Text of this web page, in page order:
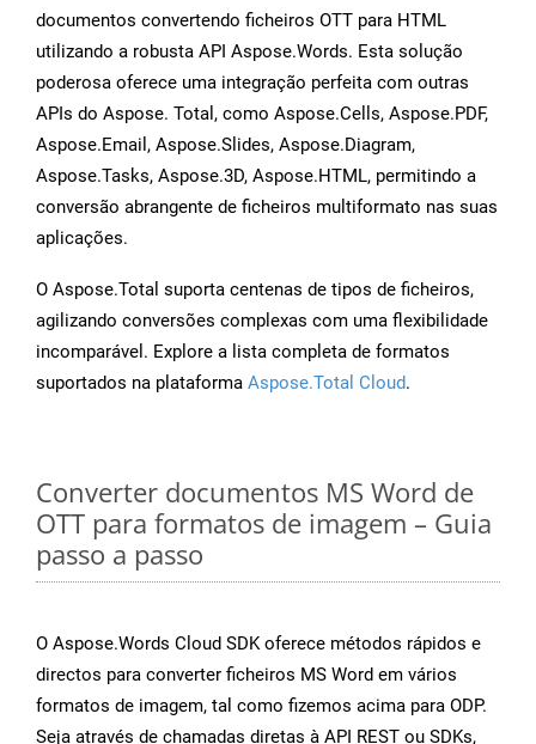
documentos convertendo ficheiros OTT para HTML
utilizando a robusta API Aspose.Words. Esta solução
poderosa oferece uma integração perfeita com outras
APIs do Aspose. Total, como Aspose.Cells, Aspose.PDF,
Aspose.Email, Aspose.Slides, Aspose.Diagram,
Aspose.Tasks, Aspose.3D, Aspose.HTML, permitindo a
conversão abrangente de ficheiros multiformato nas suas
aplicações.
O Aspose.Total suporta centenas de tipos de ficheiros,
agilizando conversões complexas com uma flexibilidade
incomparável. Explore a lista completa de formatos
suportados na plataforma Aspose.Total Cloud.
Converter documentos MS Word de
OTT para formatos de imagem – Guia
passo a passo
O Aspose.Words Cloud SDK oferece métodos rápidos e
directos para converter ficheiros MS Word em vários
formatos de imagem, tal como fizemos acima para ODP.
Seja através de chamadas diretas à API REST ou SDKs,